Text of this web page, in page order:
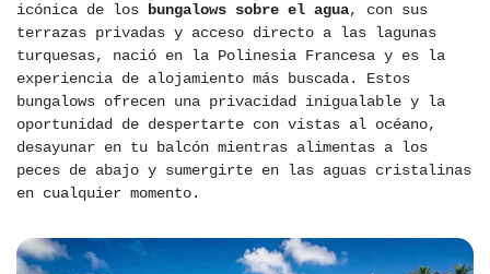
icónica de los bungalows sobre el agua, con sus
terrazas privadas y acceso directo a las lagunas
turquesas, nació en la Polinesia Francesa y es la
experiencia de alojamiento más buscada. Estos
bungalows ofrecen una privacidad inigualable y la
oportunidad de despertarte con vistas al océano,
desayunar en tu balcón mientras alimentas a los
peces de abajo y sumergirte en las aguas cristalinas
en cualquier momento.